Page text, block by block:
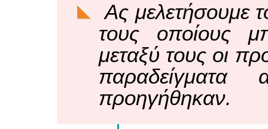
Ας μελετήσουμε
τους οποίους
μεταξύ τους οι
προηγήθηκαν.